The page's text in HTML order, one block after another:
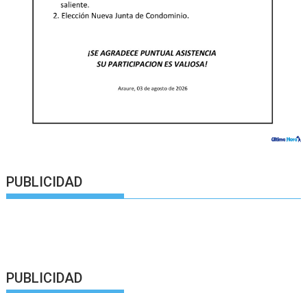
PUBLICIDAD
PUBLICIDAD